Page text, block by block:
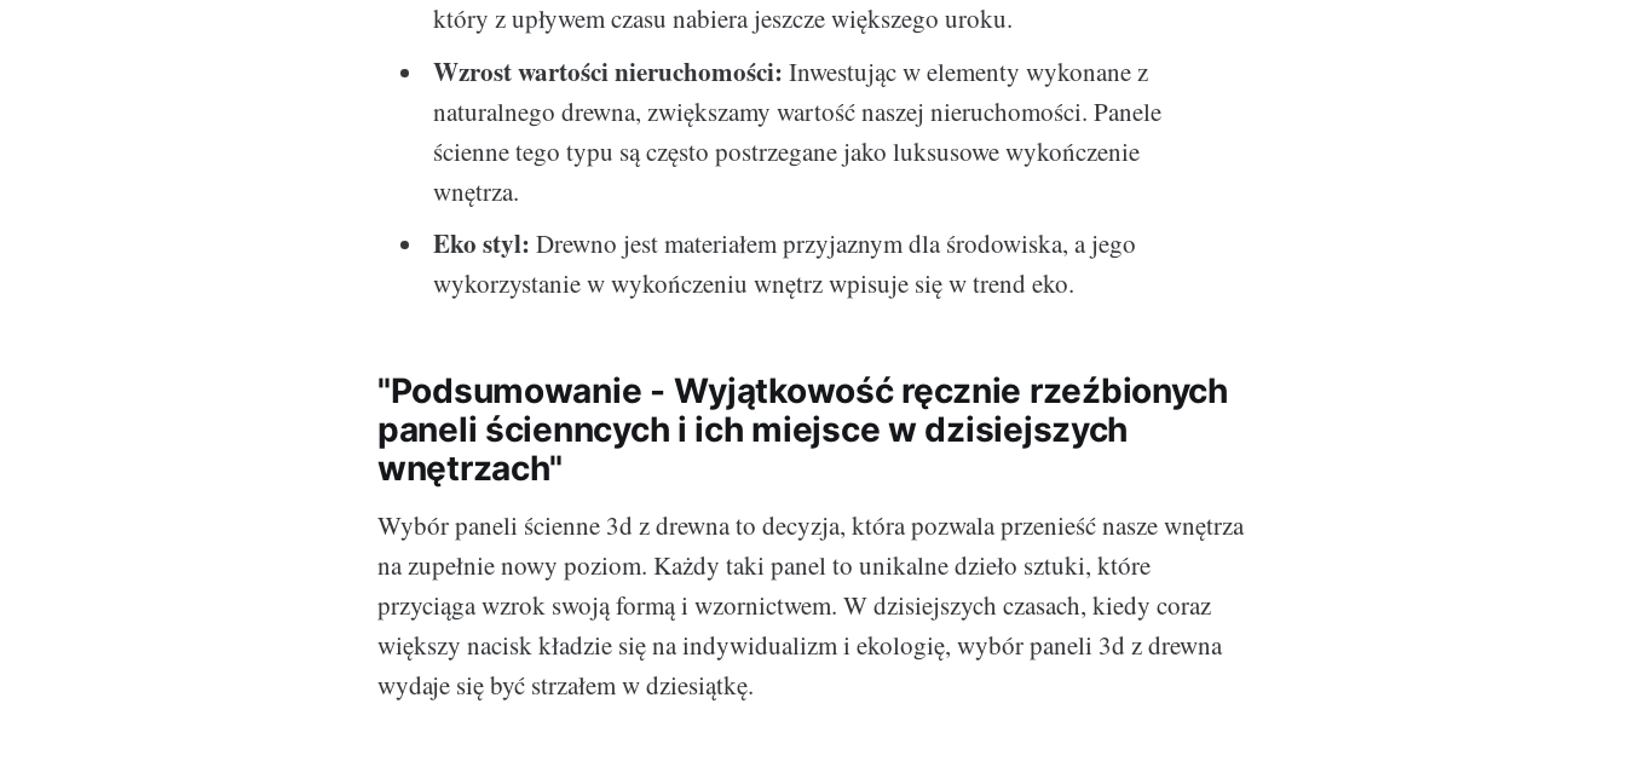
który z upływem czasu nabiera jeszcze większego uroku.
Wzrost wartości nieruchomości: Inwestując w elementy wykonane z
naturalnego drewna, zwiększamy wartość naszej nieruchomości. Panele
ścienne tego typu są często postrzegane jako luksusowe wykończenie
wnętrza.
Eko styl: Drewno jest materiałem przyjaznym dla środowiska, a jego
wykorzystanie w wykończeniu wnętrz wpisuje się w trend eko.
"Podsumowanie - Wyjątkowość ręcznie rzeźbionych
paneli ścienncych i ich miejsce w dzisiejszych
wnętrzach"
Wybór paneli ścienne 3d z drewna to decyzja, która pozwala przenieść nasze wnętrza
na zupełnie nowy poziom. Każdy taki panel to unikalne dzieło sztuki, które
przyciąga wzrok swoją formą i wzornictwem. W dzisiejszych czasach, kiedy coraz
większy nacisk kładzie się na indywidualizm i ekologię, wybór paneli 3d z drewna
wydaje się być strzałem w dziesiątkę.